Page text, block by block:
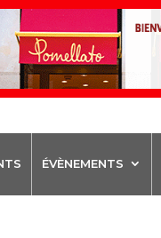
ÉVÈNEMENTS